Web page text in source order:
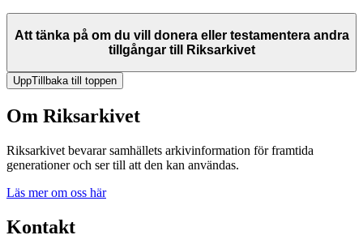
Att tänka på om du vill donera eller testamentera andra
tillgångar till Riksarkivet
UppTillbaka till toppen
Om Riksarkivet
Riksarkivet bevarar samhällets arkivinformation för framtida
generationer och ser till att den kan användas.
Läs mer om oss här
Kontakt